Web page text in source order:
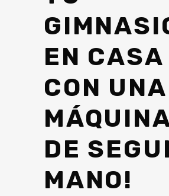
EN CASA
CON UNA
DE
MANO!